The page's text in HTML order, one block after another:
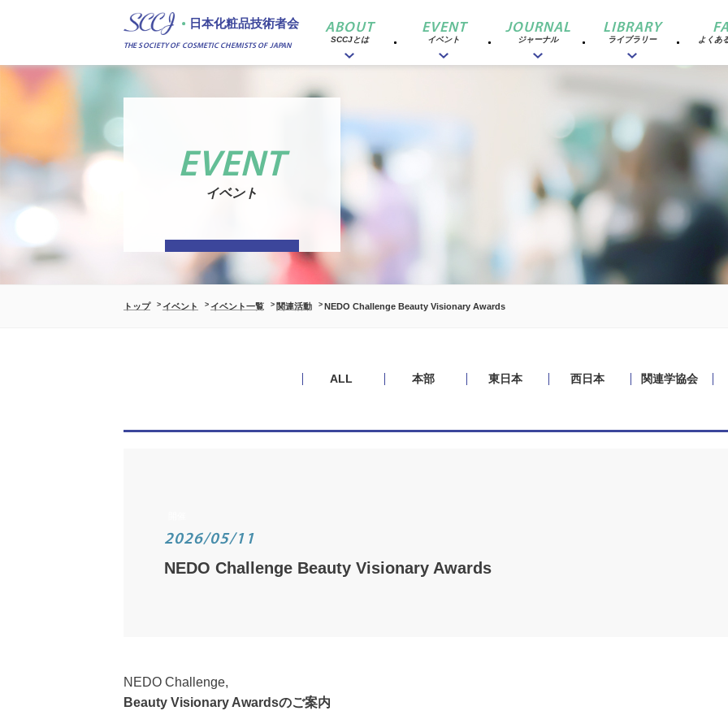
日本化粧品技術者会
THE SOCIETY OF COSMETIC CHEMISTS OF JAPAN
ABOUT
SCCJとは
EVENT
イベント
JOURNAL
ジャーナル
LIBRARY
ライブラリー よくあ
EVENT
イベント
トップ イベント イベント一覧 関連活動 NEDO Challenge Beauty Visionary Awards
ALL 本部 東日本 西日本 関連学協会
2026/05/11
NEDO Challenge Beauty Visionary Awards
NEDO Challenge,
Beauty Visionary Awardsのご案内